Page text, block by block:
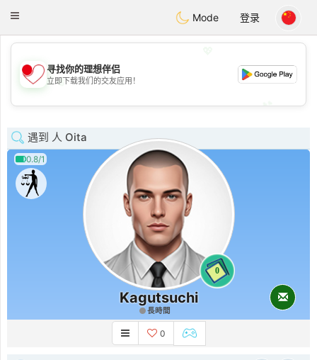
Chat
Toggle
Mode 登录
💖
寻找你的理想伴侣
立即下载我们的交友应用！
遇到 人 Oita
0.8/1
0
Kagutsuchi
長時間
0